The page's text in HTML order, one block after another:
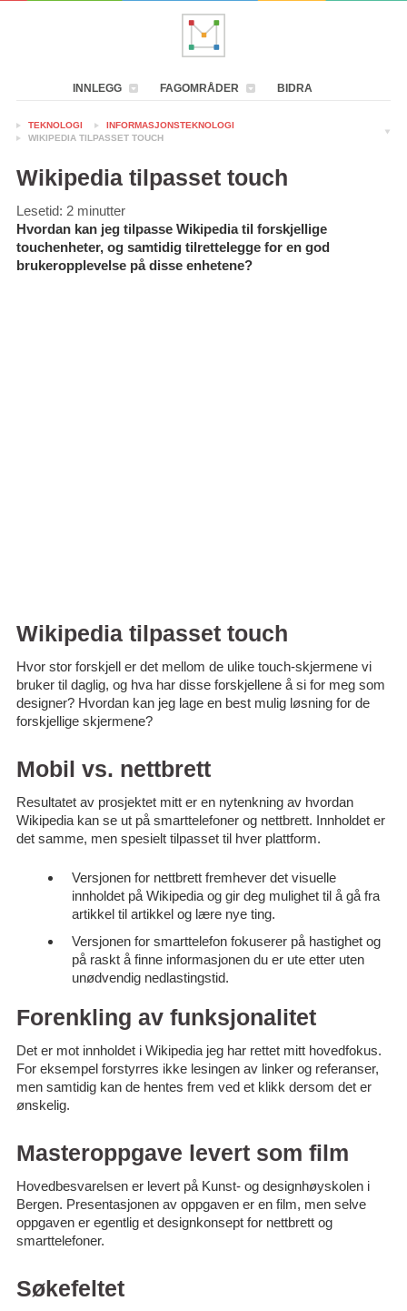
INNLEGG FAGOMRÅDER BIDRA
TEKNOLOGI
INFORMASJONSTEKNOLOGI
WIKIPEDIA TILPASSET TOUCH
Wikipedia tilpasset touch
Lesetid: 2 minutter
Hvordan kan jeg tilpasse Wikipedia til forskjellige
touchenheter, og samtidig tilrettelegge for en god
brukeropplevelse på disse enhetene?
Wikipedia tilpasset touch
Hvor stor forskjell er det mellom de ulike touch-skjermene vi
bruker til daglig, og hva har disse forskjellene å si for meg som
designer? Hvordan kan jeg lage en best mulig løsning for de
forskjellige skjermene?
Mobil vs. nettbrett
Resultatet av prosjektet mitt er en nytenkning av hvordan
Wikipedia kan se ut på smarttelefoner og nettbrett. Innholdet er
det samme, men spesielt tilpasset til hver plattform.
Versjonen for nettbrett fremhever det visuelle
innholdet på Wikipedia og gir deg mulighet til å gå fra
artikkel til artikkel og lære nye ting.
Versjonen for smarttelefon fokuserer på hastighet og
på raskt å finne informasjonen du er ute etter uten
unødvendig nedlastingstid.
Forenkling av funksjonalitet
Det er mot innholdet i Wikipedia jeg har rettet mitt hovedfokus.
For eksempel forstyrres ikke lesingen av linker og referanser,
men samtidig kan de hentes frem ved et klikk dersom det er
ønskelig.
Masteroppgave levert som film
Hovedbesvarelsen er levert på Kunst- og designhøyskolen i
Bergen. Presentasjonen av oppgaven er en film, men selve
oppgaven er egentlig et designkonsept for nettbrett og
smarttelefoner.
Søkefeltet